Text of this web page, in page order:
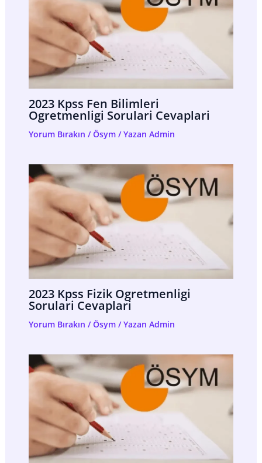
2023 Kpss Fen Bilimleri
Ogretmenligi Sorulari Cevaplari
Yorum Bırakın /Ösym/ Yazan Admin
2023 Kpss Fizik Ogretmenligi
Sorulari Cevaplari
Yorum Bırakın /Ösym/ Yazan Admin